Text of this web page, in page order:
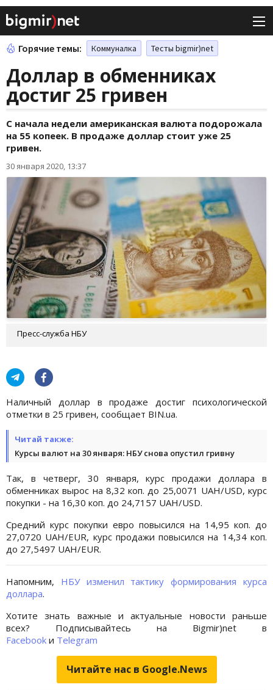
Горячие темы: Коммуналка Тесты bigmir)net
Доллар в обменниках
достиг 25 гривен
С начала недели американская валюта подорожала
на 55 копеек. В продаже доллар стоит уже 25
гривен.
30 января 2020, 13:37
Пресс-служба НБУ
Наличный доллар в продаже достиг психологической
отметки в 25 гривен, сообщает BIN.ua.
Читай также:
Курсы валют на 30 января: НБУ снова опустил гривну
Так, в четверг, 30 января, курс продажи доллара в
обменниках вырос на 8,32 коп. до 25,0071 UAH/USD, курс
покупки - на 16,30 коп. до 24,7157 UAH/USD.
Средний курс покупки евро повысился на 14,95 коп. до
27,0720 UAH/EUR, курс продажи повысился на 14,34 коп.
до 27,5497 UAH/EUR.
Напомним, НБУ изменил тактику формирования курса
доллара.
Хотите знать важные и актуальные новости раньше
всех? Подписывайтесь на Bigmir)net в
Facebook и Telegram
Читайте нас в Google.News